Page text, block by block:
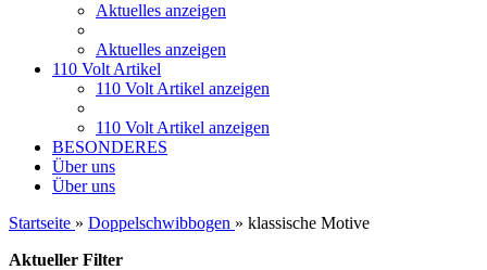
Aktuelles anzeigen
Aktuelles anzeigen
110 Volt Artikel
110 Volt Artikel anzeigen
110 Volt Artikel anzeigen
BESONDERES
Über uns
Über uns
Startseite » Doppelschwibbogen » klassische Motive
Aktueller Filter